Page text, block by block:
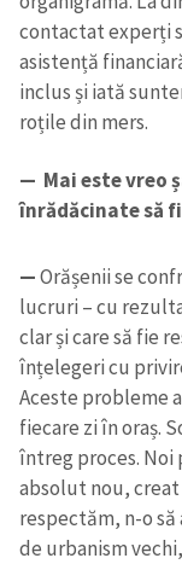
contactat experți
asistență
inclus și iată
roțile din mers.
— Mai este vreo
înrădăcinate să
—Orășenii se
lucruri – cu
clar și care să fie
înțelegeri cu
Aceste probleme
fiecare zi în oraș.
întreg proces.
absolut nou, creat
respectăm, n-o să
de urbanism